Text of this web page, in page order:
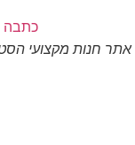
חנות מקצועי